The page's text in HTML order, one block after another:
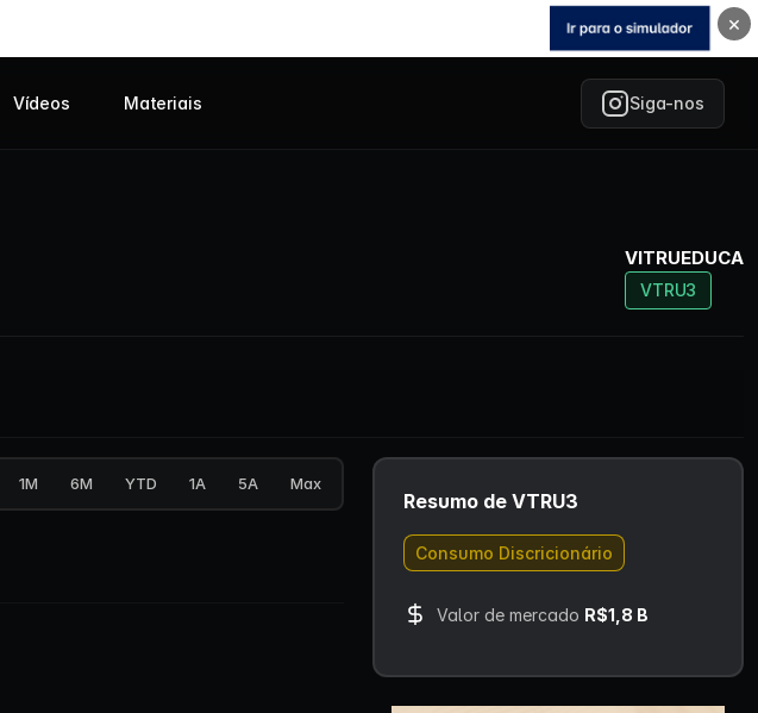
×
Vídeos Materiais Siga-nos
VITRUEDUCA
VTRU3
1M 6M YTD 1A 5A Max
Resumo de VTRU3
Consumo Discricionário
Valor de mercado R$1,8 B